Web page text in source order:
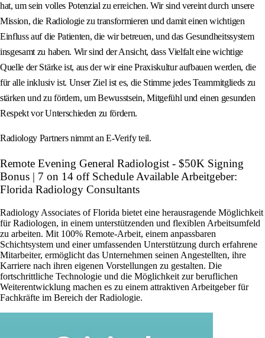
hat, um sein volles Potenzial zu erreichen. Wir sind vereint durch unsere
Mission, die Radiologie zu transformieren und damit einen wichtigen
Einfluss auf die Patienten, die wir betreuen, und das Gesundheitssystem
insgesamt zu haben. Wir sind der Ansicht, dass Vielfalt eine wichtige
Quelle der Stärke ist, aus der wir eine Praxiskultur aufbauen werden, die
für alle inklusiv ist. Unser Ziel ist es, die Stimme jedes Teammitglieds zu
stärken und zu fördern, um Bewusstsein, Mitgefühl und einen gesunden
Respekt vor Unterschieden zu fördern.
Radiology Partners nimmt an E-Verify teil.
Remote Evening General Radiologist - $50K Signing
Bonus | 7 on 14 off Schedule Available Arbeitgeber:
Florida Radiology Consultants
Radiology Associates of Florida bietet eine herausragende Möglichkeit
für Radiologen, in einem unterstützenden und flexiblen Arbeitsumfeld
zu arbeiten. Mit 100% Remote-Arbeit, einem anpassbaren
Schichtsystem und einer umfassenden Unterstützung durch erfahrene
Mitarbeiter, ermöglicht das Unternehmen seinen Angestellten, ihre
Karriere nach ihren eigenen Vorstellungen zu gestalten. Die
fortschrittliche Technologie und die Möglichkeit zur beruflichen
Weiterentwicklung machen es zu einem attraktiven Arbeitgeber für
Fachkräfte im Bereich der Radiologie.